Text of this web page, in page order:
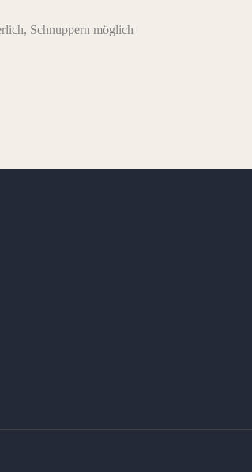
Schnuppern möglich